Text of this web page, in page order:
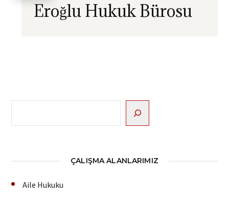
Eroğlu Hukuk Bürosu
ÇALIŞMA ALANLARIMIZ
Aile Hukuku